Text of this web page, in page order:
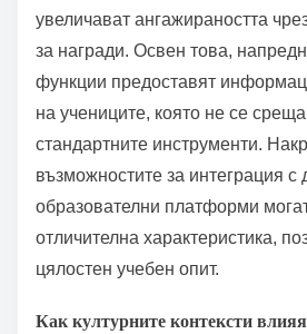
увеличават ангажираността
за награди. Освен това,
функции предоставят
на учениците, която не се
стандартните инструменти.
възможностите за интеграция с
образователни платформи
отличителна характеристика,
цялостен учебен опит.
Как културните контексти